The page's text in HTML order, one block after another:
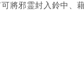
將邪霊封入鈴中、